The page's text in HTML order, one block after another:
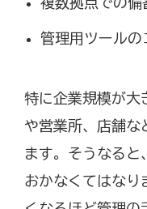
管理用ツールの
特に企業規模が大
や営業所、店舗な
ます。そうなると
おかなくてはなり